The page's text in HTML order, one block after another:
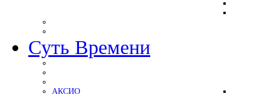
Суть Времени
АКСИО